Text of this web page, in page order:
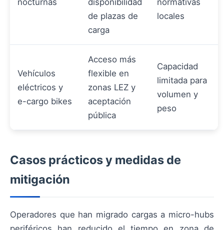
de plazas de
carga
locales
Vehículos
eléctricos y
e-cargo bikes
Acceso más
flexible en
zonas LEZ y
aceptación
pública
Capacidad
limitada para
volumen y
peso
Casos prácticos y medidas de
mitigación
Operadores que han migrado cargas a micro-hubs